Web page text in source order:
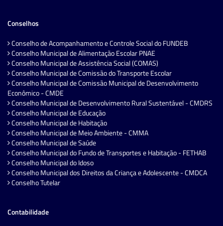
Conselhos
Conselho de Acompanhamento e Controle Social do FUNDEB
Conselho Municipal de Alimentação Escolar PNAE
Conselho Municipal de Assistência Social (COMAS)
Conselho Municipal de Comissão do Transporte Escolar
Conselho Municipal de Comissão Municipal de Desenvolvimento
Econômico - CMDE
Conselho Municipal de Desenvolvimento Rural Sustentável - CMDRS
Conselho Municipal de Educação
Conselho Municipal de Habitação
Conselho Municipal de Meio Ambiente - CMMA
Conselho Municipal de Saúde
Conselho Municipal do Fundo de Transportes e Habitação - FETHAB
Conselho Municipal do Idoso
Conselho Municipal dos Direitos da Criança e Adolescente - CMDCA
Conselho Tutelar
Contabilidade